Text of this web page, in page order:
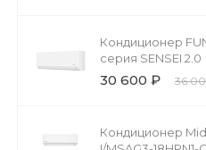
Кондиционер
серия SENSEI 2.0
30 600 ₽ 36
Кондиционер